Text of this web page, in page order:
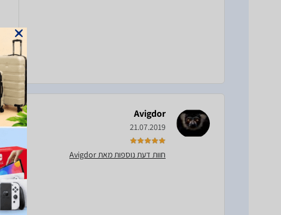
Avigdor
21.07.2019
חוות דעת נוספות מאת Avigdor